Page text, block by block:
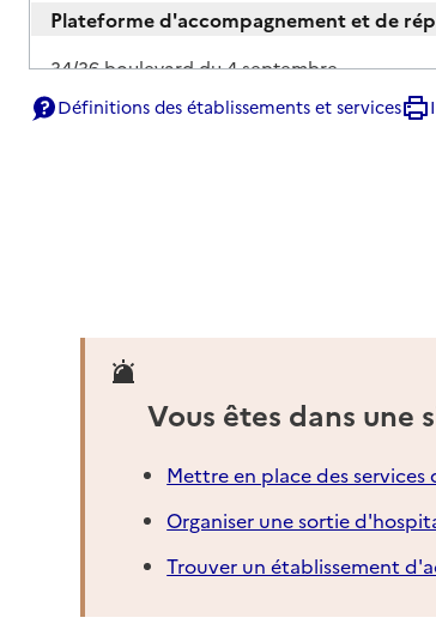
Plateforme d'accompagnement et de
Adresse
34/36 boulevard du 4 septembre
82100-Castelsarrasin
Définitions des établissements et services
Vous êtes dans une
Mettre en place des
Organiser une sortie
Trouver un établissement